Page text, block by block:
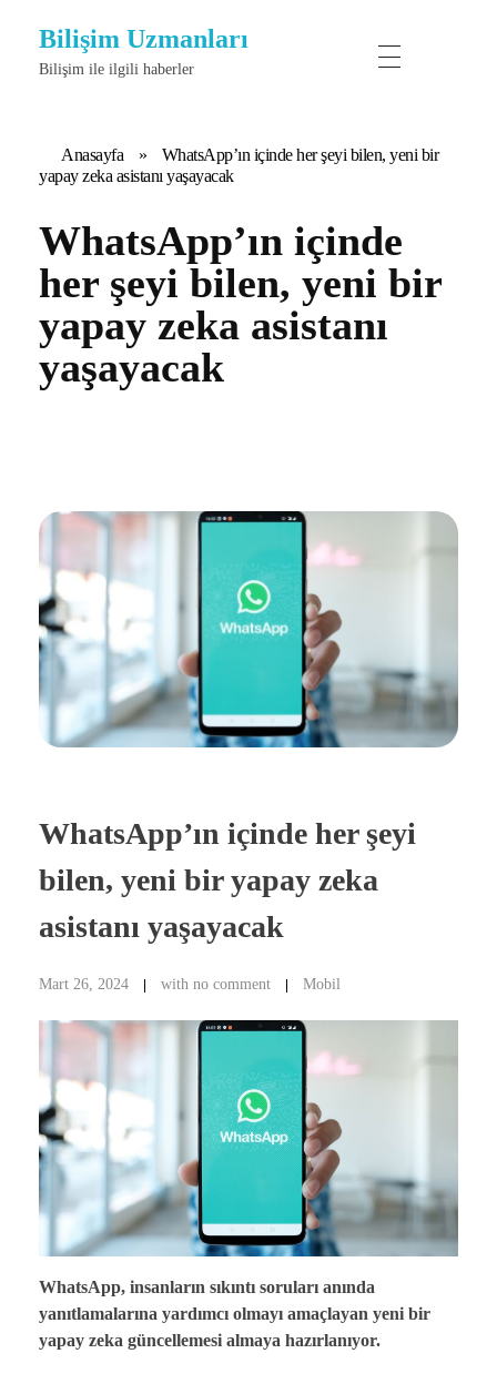
Bilişim Uzmanları
Bilişim ile ilgili haberler
Anasayfa »
WhatsApp’ın içinde her şeyi bilen, yeni bir
yapay zeka asistanı yaşayacak
WhatsApp’ın içinde
her şeyi bilen, yeni bir
yapay zeka asistanı
yaşayacak
WhatsApp’ın içinde her şeyi
bilen, yeni bir yapay zeka
asistanı yaşayacak
Mart 26, 2024 with no comment Mobil
WhatsApp, insanların sıkıntı soruları anında
yanıtlamalarına yardımcı olmayı amaçlayan yeni bir
yapay zeka güncellemesi almaya hazırlanıyor.